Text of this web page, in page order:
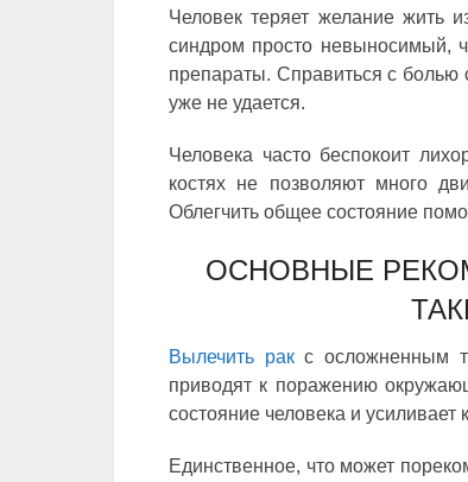
Человек теряет желание жить
синдром просто невыносимый,
препараты. Справиться с
уже не удается.
Человека часто беспокоит
костях не позволяют много
Облегчить общее состояние
ОСНОВНЫЕ
Вылечить ракс осложненным
приводят к поражению
состояние человека и усиливает
Единственное, что может